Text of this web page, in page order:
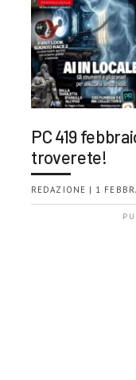
PC 419
troverete!
REDAZIONE | 1